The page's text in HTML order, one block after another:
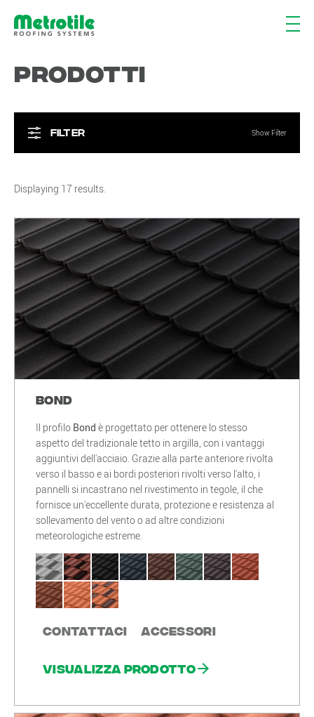
Prodotti
Filter Show Filter
Displaying 17 results.
Bond
Il profilo Bond è progettato per ottenere lo stesso
aspetto del tradizionale tetto in argilla, con i vantaggi
aggiuntivi dell'acciaio. Grazie alla parte anteriore rivolta
verso il basso e ai bordi posteriori rivolti verso l'alto, i
pannelli si incastrano nel rivestimento in tegole, il che
fornisce un'eccellente durata, protezione e resistenza al
sollevamento del vento o ad altre condizioni
meteorologiche estreme.
Contattaci Accessori
Visualizza prodotto